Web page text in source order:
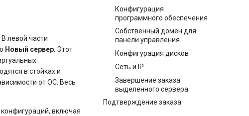
Конфигурация
программного обеспечения
Собственный домен для
панели управления
Конфигурация дисков
Сеть и IP
Завершение заказа
выделенного сервера
Подтверждение заказа
В левой части
Новый сервер. Этот
в стойках и
от ОС. Весь
включая